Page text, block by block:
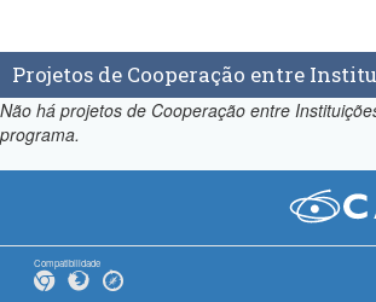
Projetos de Cooperação entre
Não há projetos de Cooperação entre
programa.
Compatibilidade